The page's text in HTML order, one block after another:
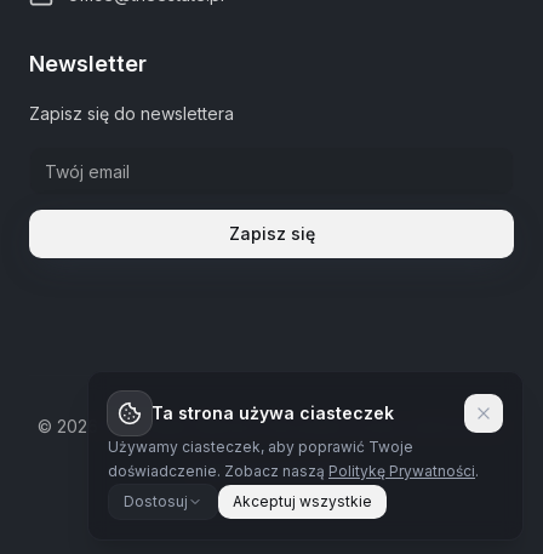
Newsletter
Zapisz się do newslettera
Zapisz się
© 2026 The Estate Warsaw.Wszystkie prawa zastrzeżone
Polityka prywatności
Ta strona używa ciasteczek
Używamy ciasteczek, aby poprawić Twoje
doświadczenie. Zobacz naszą Politykę Prywatności.
Dostosuj
Akceptuj wszystkie